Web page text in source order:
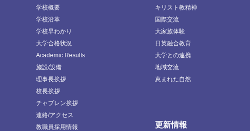
学校概要
学校沿革
学校早わかり
大学合格状況
Academic Results
施設/設備
理事長挨拶
校長挨拶
チャプレン挨拶
連絡/アクセス
教職員採用情報
キリスト教精神
国際交流
大家族体験
日英融合教育
大学との連携
地域交流
恵まれた自然
更新情報